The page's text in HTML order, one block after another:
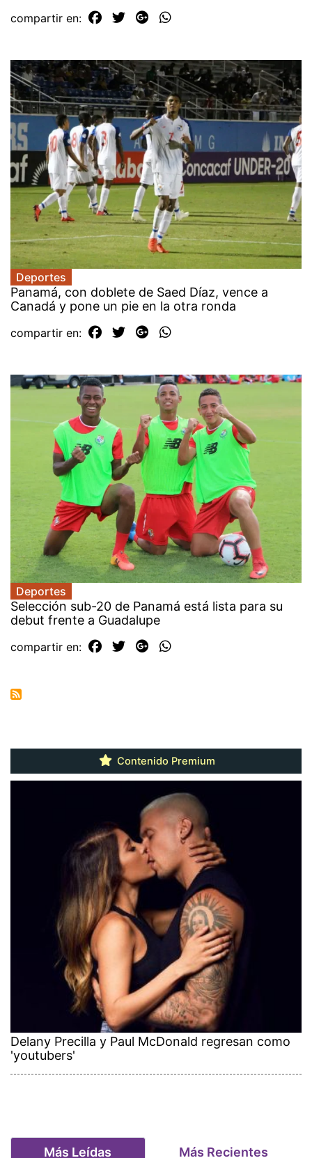
compartir en:
Deportes
Panamá, con doblete de Saed Díaz, vence a
Canadá y pone un pie en la otra ronda
compartir en:
Deportes
Selección sub-20 de Panamá está lista para su
debut frente a Guadalupe
compartir en:
Contenido Premium
Delany Precilla y Paul McDonald regresan como
'youtubers'
Más Leídas Más Recientes